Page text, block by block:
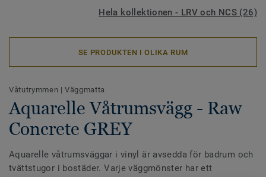
Hela kollektionen - LRV och NCS (26)
SE PRODUKTEN I OLIKA RUM
Våtutrymmen |Väggmatta
Aquarelle Våtrumsvägg - Raw
Concrete GREY
Aquarelle våtrumsväggar i vinyl är avsedda för badrum och
tvättstugor i bostäder. Varje väggmönster har ett